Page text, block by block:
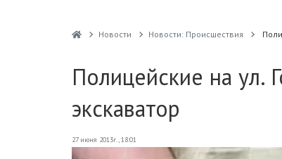
Новости Новости: Происшествия
Полицейские на ул.
экскаватор
27 июня 2013г., 18:01